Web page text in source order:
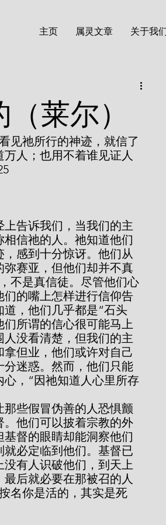
主页 属灵文章 关于我
莱尔）
见祂所行的神迹，就信了
人；也用不着谁见证人
信祂的人。祂知道他们
感到十分惊讶。他们从
赛亚，但他们却并不真
不是真信徒。尽管他们心
的嘴上怎样进行信仰告
，他们几乎都是“石头
所谓的信心很可能马上
没看清楚，但我们的主
但业，他们或许对自己
迷惑。然而，他们只能
，“因祂知道人心里所存
他们可以披着宗教的外
督的眼睛却能洞察他们
必定临到他们。基督已
有人识破他们，到天上
后就必要在那被召的人
名你是活的，其实是死